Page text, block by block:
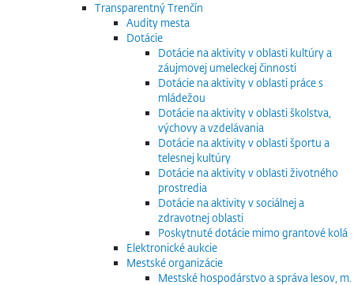
Transparentný Trenčín
Audity mesta
Dotácie
Dotácie na aktivity v oblasti kultúry a
záujmovej umeleckej činnosti
Dotácie na aktivity v oblasti práce s
mládežou
Dotácie na aktivity v oblasti školstva,
výchovy a vzdelávania
Dotácie na aktivity v oblasti športu a
telesnej kultúry
Dotácie na aktivity v oblasti životného
prostredia
Dotácie na aktivity v sociálnej a
zdravotnej oblasti
Poskytnuté dotácie mimo grantové kolá
Elektronické aukcie
Mestské organizácie
Mestské hospodárstvo a správa lesov, m.